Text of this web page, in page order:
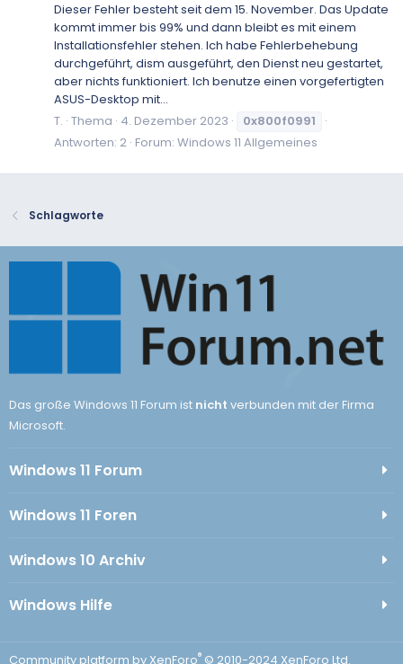
Dieser Fehler besteht seit dem 15. November. Das Update
kommt immer bis 99% und dann bleibt es mit einem
Installationsfehler stehen. Ich habe Fehlerbehebung
durchgeführt, dism ausgeführt, den Dienst neu gestartet,
aber nichts funktioniert. Ich benutze einen vorgefertigten
ASUS-Desktop mit...
T. Thema 4. Dezember 2023
0x800f0991
Antworten: 2 Forum: Windows 11 Allgemeines
Schlagworte
Das große Windows 11 Forum ist nicht verbunden mit der Firma
Microsoft.
Windows 11 Forum
Windows 11 Foren
Windows 10 Archiv
Windows Hilfe
Community platform by XenForo® © 2010-2024 XenForo Ltd.